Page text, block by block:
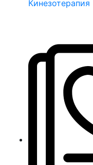
Кинезотерапия